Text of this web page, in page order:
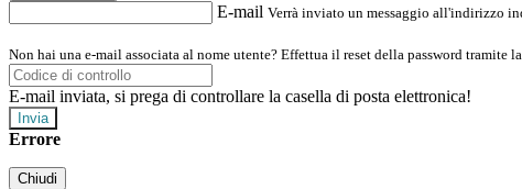
E-mail Verrà inviato un messaggio all'indirizzo
Non hai una e-mail associata al nome utente? Effettua il reset della password tramite la
E-mail inviata, si prega di controllare la casella di posta elettronica!
Errore
Chiudi